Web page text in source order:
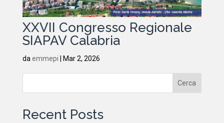
XXVII Congresso Regionale
SIAPAV Calabria
da emmepi Mar 2, 2026
Cerca
Recent Posts